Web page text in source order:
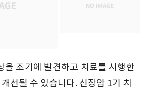
을 조기에 발견하고 치료를 시행한
선될 수 있습니다. 신장암 1기 치